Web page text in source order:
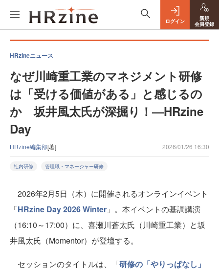
ログイン
新規
会員登録
HRzineニュース
なぜ川崎重工業のマネジメント研修
は「受ける価値がある」と感じるの
か 坂井風太氏が深掘り！—HRzine
Day
HRzine編集部[著] 2026/01/26 16:30
社内研修 管理職・マネージャー研修
2026年2月5日（木）に開催されるオンラインイベント
「HRzine Day 2026 Winter 」。本イベントの基調講演
（16:10～17:00）に、喜瀬川蒼太氏（川崎重工業）と坂
井風太氏（Momentor）が登壇する。
セッションのタイトルは、「研修の「やりっぱなし」